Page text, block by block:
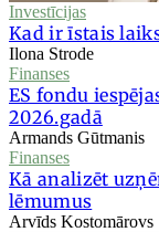
Investīcijas
Kad ir īstais
Ilona Strode
Finanses
ES fondu
2026.gadā
Armands Gūtmanis
Finanses
Kā analizēt
lēmumus
Arvīds Kostomārovs